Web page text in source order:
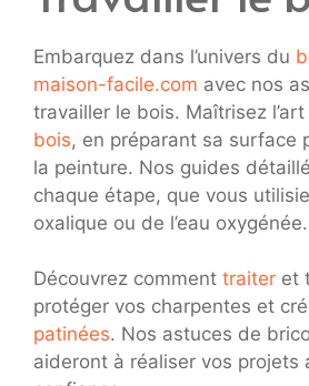
Embarquez dans l’univers du
maison-facile.com avec nos
travailler le bois. Maîtrisez l’art
bois, en préparant sa surface
la peinture. Nos guides
chaque étape, que vous
oxalique ou de l’eau oxygénée.
Découvrez comment traiter et
protéger vos charpentes et
patinées. Nos astuces de
aideront à réaliser vos projets